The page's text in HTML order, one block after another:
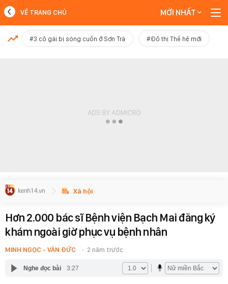
MỚI NHẤT
VỀ TRANG CHỦ MỚI NHẤT
#3 cô gái bị sóng cuốn ở Sơn Trà #Đô thị Thế hệ mới
Xã hội
Hơn 2.000 bác sĩ Bệnh viện Bạch Mai đăng ký
khám ngoài giờ phục vụ bệnh nhân
MINH NGỌC - VÂN ĐỨC 2 năm trước
Nghe đọc bài 3:27